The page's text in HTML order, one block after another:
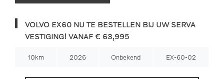
VOLVO EX60 NU TE BESTELLEN BIJ UW SERVA
VESTIGING! VANAF € 63,995
10km 2026 Onbekend EX-60-02